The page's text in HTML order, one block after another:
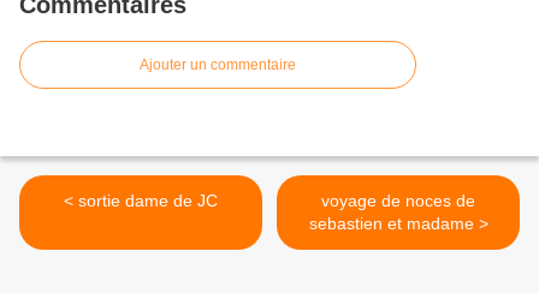
Ajouter un commentaire
< sortie dame de JC
voyage de noces de
sebastien et madame >